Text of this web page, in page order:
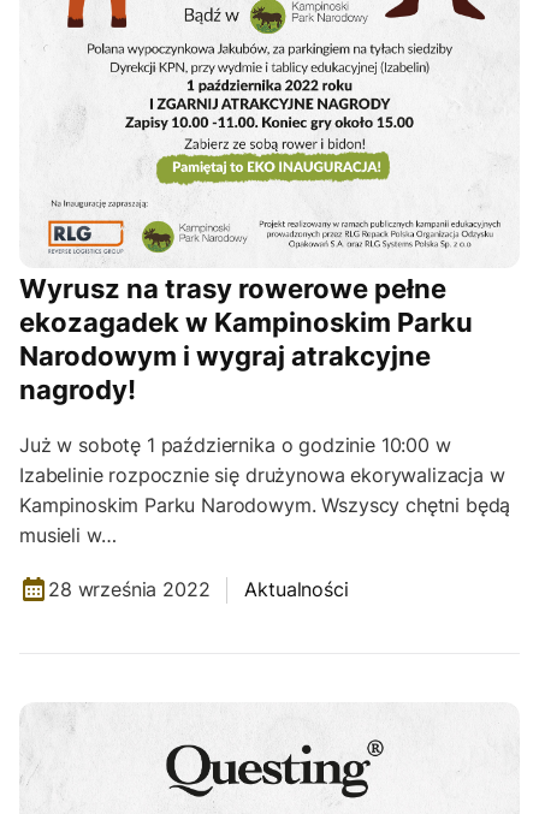
Wyrusz na trasy rowerowe pełne
ekozagadek w Kampinoskim Parku
Narodowym i wygraj atrakcyjne
nagrody!
Już w sobotę 1 października o godzinie 10:00 w
Izabelinie rozpocznie się drużynowa ekorywalizacja w
Kampinoskim Parku Narodowym. Wszyscy chętni będą
musieli w…
28 września 2022 Aktualności